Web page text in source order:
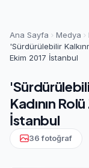
Ana Sayfa Medya
'Sürdürülebilir
Ekim 2017 İstanbul
Kadının
İstanbul
36 fotoğraf